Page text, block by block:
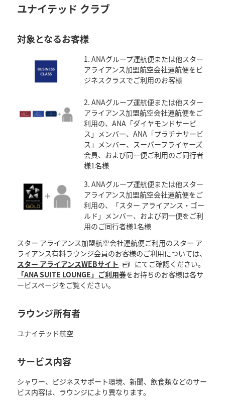
ユナイテッド クラブ
対象となるお客様
1. ANAグループ運航便または他スター
アライアンス加盟航空会社運航便をビ
ジネスクラスでご利用のお客様
2. ANAグループ運航便または他スター
アライアンス加盟航空会社運航便をご
利用の、ANA「ダイヤモンドサービ
ス」メンバー、ANA「プラチナサービ
ス」メンバー、スーパーフライヤーズ
会員、および同一便ご利用のご同行者
様1名様
3. ANAグループ運航便または他スター
アライアンス加盟航空会社運航便をご
利用の、「スター アライアンス・ゴー
ルド」メンバー、および同一便をご利
用のご同行者様1名様
スター アライアンス加盟航空会社運航便ご利用のスター ア
ライアンス有料ラウンジ会員のお客様のご利用については、
スター アライアンスWEBサイト
にてご確認ください。
「ANA SUITE LOUNGE」ご利用券をお持ちのお客様は各サ
ービスページをご覧ください。
ラウンジ所有者
ユナイテッド航空
サービス内容
シャワー、ビジネスサポート環境、新聞、飲食類などのサー
ビス内容は、ラウンジにより異なります。